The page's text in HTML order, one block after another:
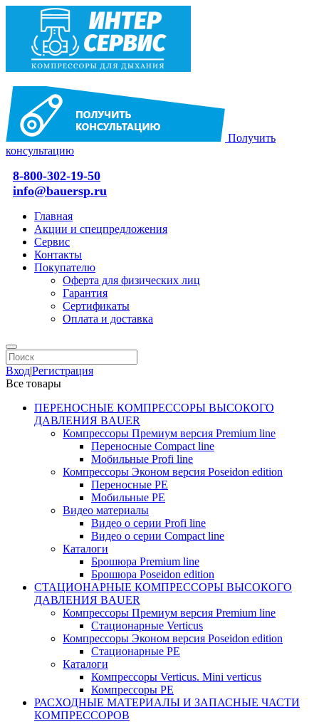
Получить
консультацию
8-800-302-19-50
info@bauersp.ru
Главная
Акции и спецпредложения
Сервис
Контакты
Покупателю
Оферта для физических лиц
Гарантия
Сертификаты
Оплата и доставка
Вход|Регистрация
Все товары
ПЕРЕНОСНЫЕ КОМПРЕССОРЫ ВЫСОКОГО
ДАВЛЕНИЯ BAUER
Компрессоры Премиум версия Premium line
Переносные Compact line
Мобильные Profi line
Компрессоры Эконом версия Poseidon edition
Переносные PE
Мобильные PE
Видео материалы
Видео о серии Profi line
Видео о серии Compact line
Каталоги
Брошюра Premium line
Брошюра Poseidon edition
СТАЦИОНАРНЫЕ КОМПРЕССОРЫ ВЫСОКОГО
ДАВЛЕНИЯ BAUER
Компрессоры Премиум версия Premium line
Стационарные Verticus
Компрессоры Эконом версия Poseidon edition
Стационарные PE
Каталоги
Компрессоры Verticus. Mini verticus
Компрессоры PE
РАСХОДНЫЕ МАТЕРИАЛЫ И ЗАПАСНЫЕ ЧАСТИ
КОМПРЕССОРОВ